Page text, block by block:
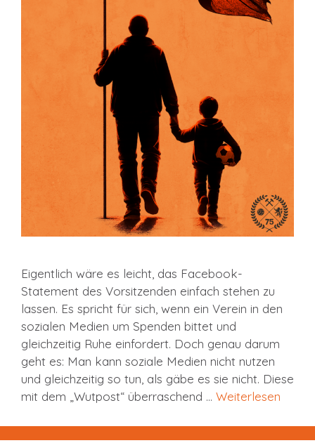
Eigentlich wäre es leicht, das Facebook-
Statement des Vorsitzenden einfach stehen zu
lassen. Es spricht für sich, wenn ein Verein in den
sozialen Medien um Spenden bittet und
gleichzeitig Ruhe einfordert. Doch genau darum
geht es: Man kann soziale Medien nicht nutzen
und gleichzeitig so tun, als gäbe es sie nicht. Diese
mit dem „Wutpost“ überraschend … Weiterlesen